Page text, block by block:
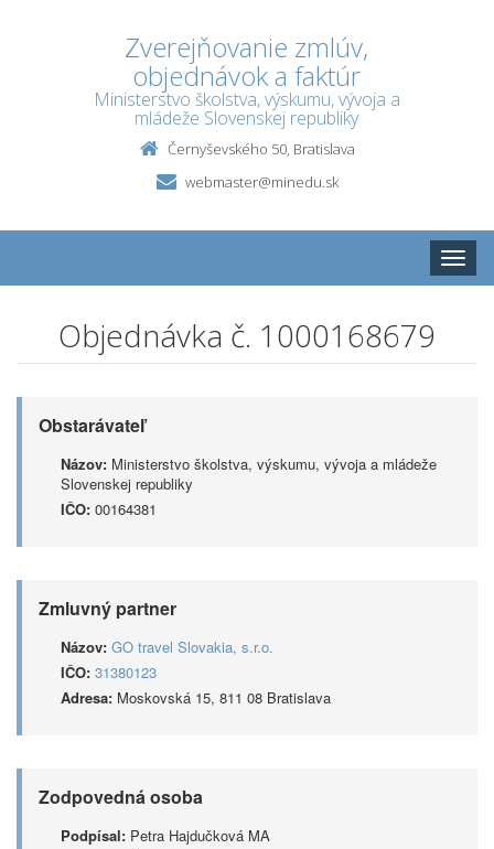
Zverejňovanie zmlúv,
objednávok a faktúr
Ministerstvo školstva, výskumu, vývoja a
mládeže Slovenskej republiky
Černyševského 50, Bratislava
webmaster@minedu.sk
Toggle
Objednávka č. 1000168679
Obstarávateľ
Názov: Ministerstvo školstva, výskumu, vývoja a mládeže
Slovenskej republiky
IČO: 00164381
Zmluvný partner
Názov: GO travel Slovakia, s.r.o.
IČO: 31380123
Adresa: Moskovská 15, 811 08 Bratislava
Zodpovedná osoba
Podpísal: Petra Hajdučková MA